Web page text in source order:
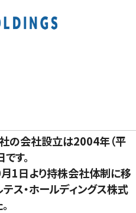
の会社設立は2004年（平
す。
1日より持株会社体制に移
ス・ホールディングス株式